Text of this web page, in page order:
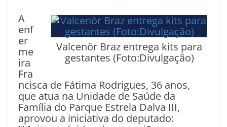
Valcenôr Braz entrega kits para
gestantes (Foto:Divulgação)
A
enf
er
me
ira
Fra
ncisca de Fátima Rodrigues, 36 anos,
que atua na Unidade de Saúde da
Família do Parque Estrela Dalva III,
aprovou a iniciativa do deputado: